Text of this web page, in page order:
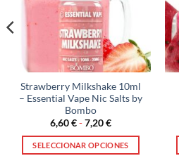
Strawberry Milkshake 10ml
– Essential Vape Nic Salts by
Bombo
6,60€-7,20€Rango
precios:
desde
SELECCIONAR OPCIONES